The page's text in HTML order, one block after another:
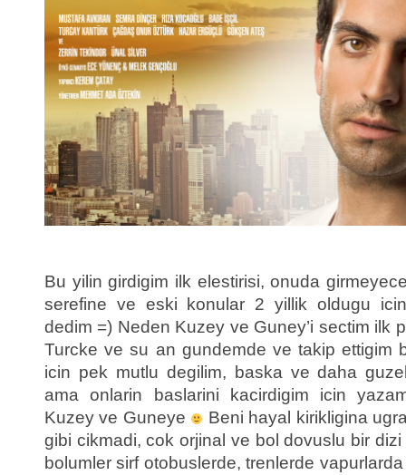
Bu yilin girdigim ilk elestirisi, onuda
serefine ve eski konular 2 yillik oldugu
dedim =) Neden Kuzey ve Guney’i sectim ilk
Turcke ve su an gundemde ve takip ettigim
icin pek mutlu degilim, baska ve daha
ama onlarin baslarini kacirdigim icin
Kuzey ve Guneye
Beni hayal kirikligina
gibi cikmadi, cok orjinal ve bol dovuslu bir
bolumler sirf otobuslerde, trenlerde